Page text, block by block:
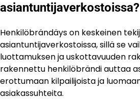
asiantuntijaverkostoissa?
Henkilöbrändäys on keskeinen
asiantuntijaverkostoissa, sillä se
luottamuksen ja uskottavuuden
rakennettu henkilöbrändi auttaa
erottumaan kilpailijoista ja
asiakassuhteita.